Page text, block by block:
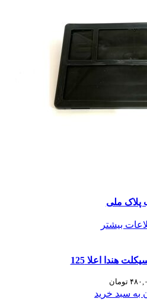
پلاک ملی
بیشتر
هندا اعلا 125
تومان
به سبد خرید